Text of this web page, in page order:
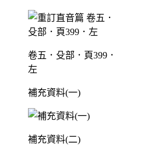
卷五．殳部．頁399．
左
補充資料(一)
補充資料(二)